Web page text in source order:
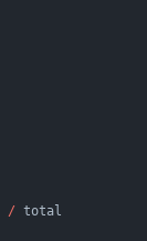
/ total